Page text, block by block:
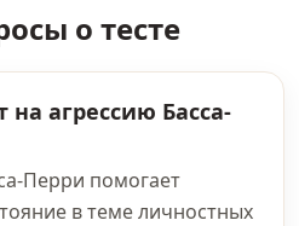
о тесте
на агрессию Басса-
Перри помогает
в теме личностных